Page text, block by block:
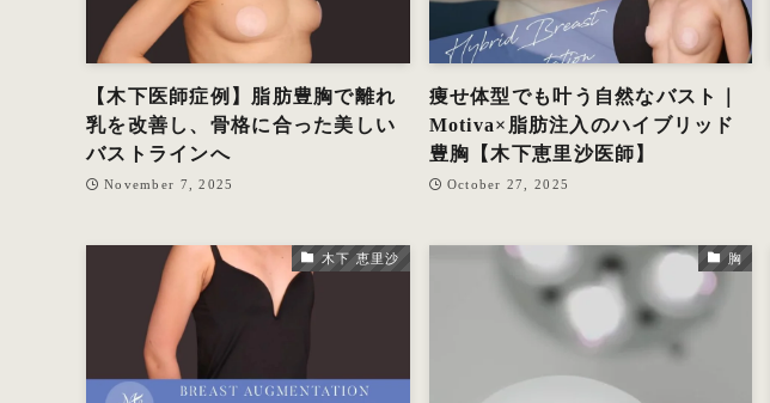
【木下医師症例】脂肪豊胸で離れ
乳を改善し、骨格に合った美しい
バストラインへ
November 7, 2025
痩せ体型でも叶う自然なバスト｜
Motiva×脂肪注入のハイブリッド
豊胸【木下恵里沙医師】
October 27, 2025
木下 恵里沙 胸